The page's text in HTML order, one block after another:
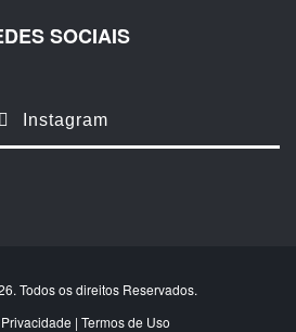
SOCIAIS
Instagram
Todos os direitos Reservados.
| Termos de Uso